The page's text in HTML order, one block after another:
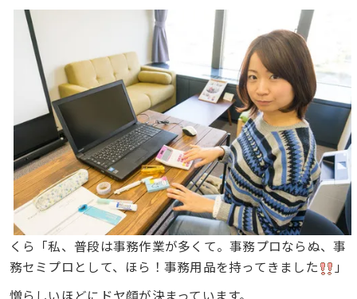
くら「私、普段は事務作業が多くて。事務プロならぬ、事
務セミプロとして、ほら！事務用品を持ってきました
」
憎らしいほどにドヤ顔が決まっています。